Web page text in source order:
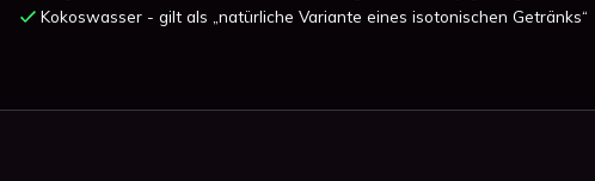
Kokoswasser - gilt als „natürliche Variante eines isotonischen Getränks“